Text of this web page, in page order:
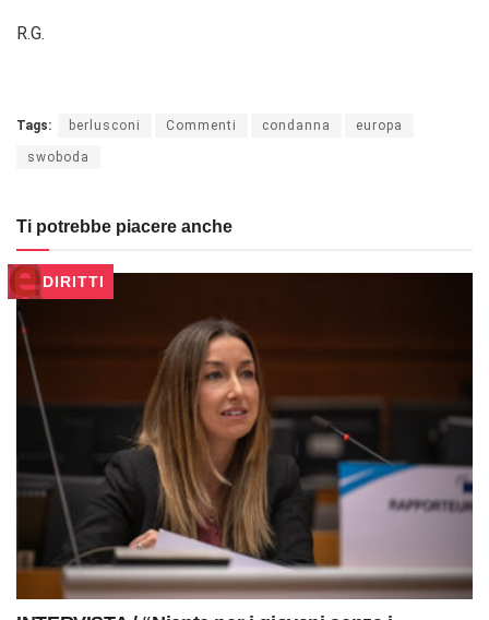
R.G.
Tags: berlusconi Commenti condanna europa
swoboda
Ti potrebbe piacere anche
DIRITTI